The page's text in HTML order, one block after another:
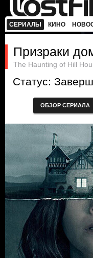
СЕРИАЛЫ КИНО
Призраки
The Haunting of Hill
Статус:
ОБЗОР СЕРИАЛА